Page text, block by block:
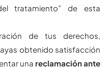
tratamiento” de esta
de tus derechos,
obtenido satisfacción
una reclamación ante